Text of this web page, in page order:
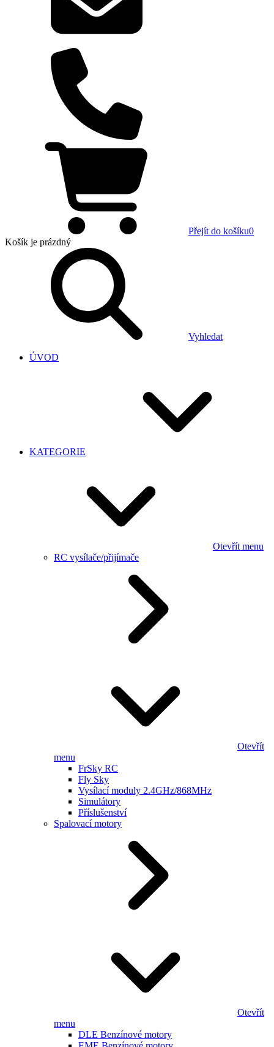
Přejít do košíku0
Košík je prázdný
Vyhledat
ÚVOD
KATEGORIE
Otevřít menu
RC vysílače/přijímače
Otevřít
menu
FrSky RC
Fly Sky
Vysílací moduly 2.4GHz/868MHz
Simulátory
Příslušenství
Spalovací motory
Otevřít
menu
DLE Benzínové motory